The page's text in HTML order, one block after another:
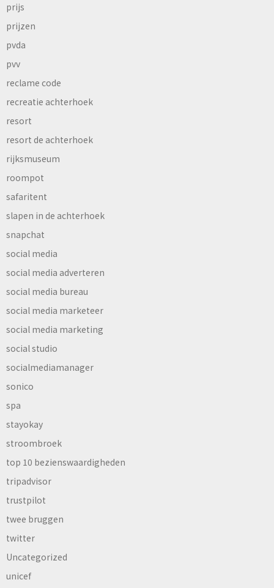
prijs
prijzen
pvda
pvv
reclame code
recreatie achterhoek
resort
resort de achterhoek
rijksmuseum
roompot
safaritent
slapen in de achterhoek
snapchat
social media
social media adverteren
social media bureau
social media marketeer
social media marketing
social studio
socialmediamanager
sonico
spa
stayokay
stroombroek
top 10 bezienswaardigheden
tripadvisor
trustpilot
twee bruggen
twitter
Uncategorized
unicef